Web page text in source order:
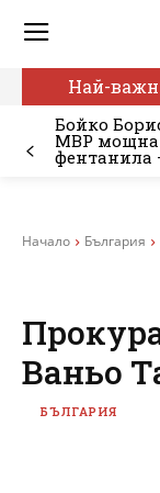
Най-
Бойко
МВР мощна
фентанила
Начало България
Ваньо
БЪЛГАРИЯ